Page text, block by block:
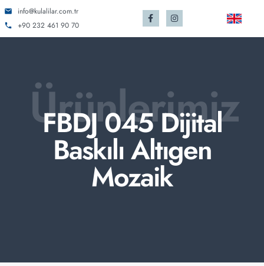
info@kulalilar.com.tr
+90 232 461 90 70
Ürünlerimiz
FBDJ 045 Dijital
Baskılı Altıgen
Mozaik